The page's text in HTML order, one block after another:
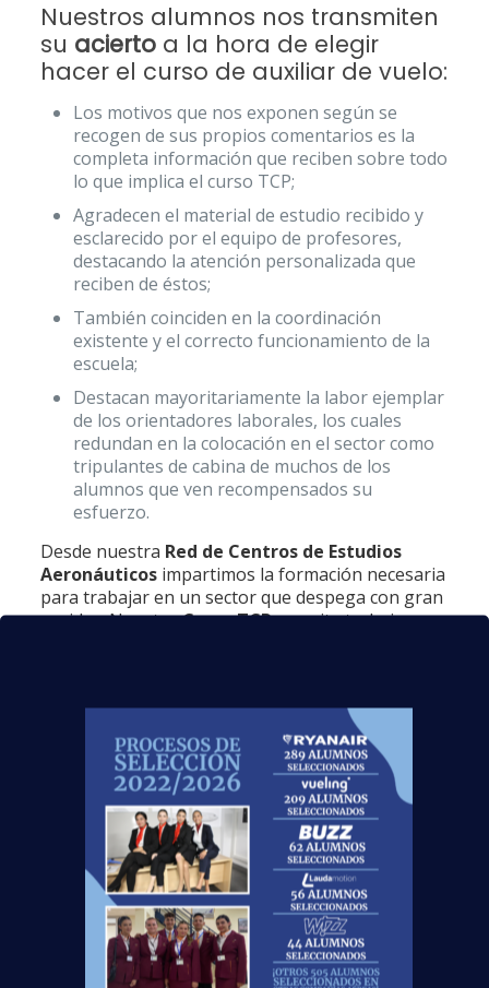
Nuestros alumnos nos transmiten
su aciertoa la hora de elegir
hacer el curso de auxiliar de vuelo:
Los motivos que nos exponen según se
recogen de sus propios comentarios es la
completa información que reciben sobre todo
lo que implica el curso TCP;
Agradecen el material de estudio recibido y
esclarecido por el equipo de profesores,
destacando la atención personalizada que
reciben de éstos;
También coinciden en la coordinación
existente y el correcto funcionamiento de la
escuela;
Destacan mayoritariamente la labor ejemplar
de los orientadores laborales, los cuales
redundan en la colocación en el sector como
tripulantes de cabina de muchos de los
alumnos que ven recompensados su
esfuerzo.
Desde nuestra Red de Centros de Estudios
Aeronáuticosimpartimos la formación necesaria
para trabajar en un sector que despega con gran
rapidez. NuestroCurso TCPpermite trabajar
conocimientos básicos de aviación a los primeros
auxilios, la normativa del sector, qué hacer ante
emergencias o situaciones de supervivencia o la
importancia de la meteorología en la aviación.
Curso TCP homologado por la dirección general
de aviación civil (Ministerio de Fomento) se adquieren
los conocimientos teóricos y prácticos necesarios para
realizar las funciones propias de un auxiliar de vuelo.
Además, permite certificarse como TCP en cualquiera